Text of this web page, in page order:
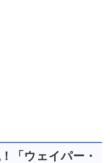
「ウェイパー・